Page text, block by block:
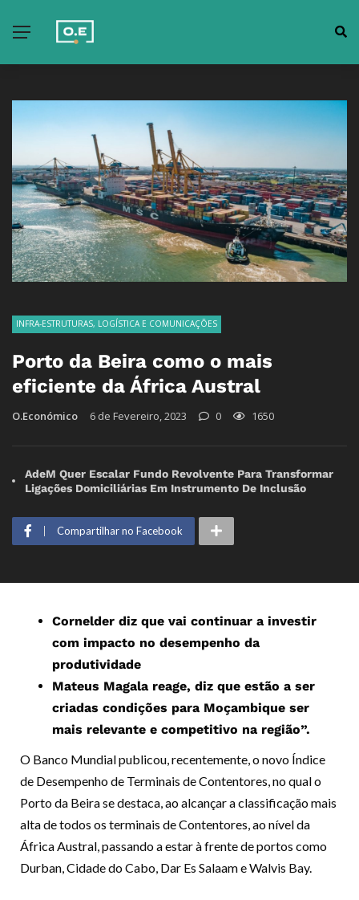
INFRA-ESTRUTURAS, LOGÍSTICA E COMUNICAÇÕES
Porto da Beira como o mais
eficiente da África Austral
O.Económico 6 de Fevereiro, 2023 0 1650
AdeM Quer Escalar Fundo Revolvente Para Transformar
Ligações Domiciliárias Em Instrumento De Inclusão
Compartilhar no Facebook
Cornelder diz que vai continuar a investir
com impacto no desempenho da
produtividade
Mateus Magala reage, diz que estão a ser
criadas condições para Moçambique ser
mais relevante e competitivo na região”.
O Banco Mundial publicou, recentemente, o novo Índice
de Desempenho de Terminais de Contentores, no qual o
Porto da Beira se destaca, ao alcançar a classificação mais
alta de todos os terminais de Contentores, ao nível da
África Austral, passando a estar à frente de portos como
Durban, Cidade do Cabo, Dar Es Salaam e Walvis Bay.